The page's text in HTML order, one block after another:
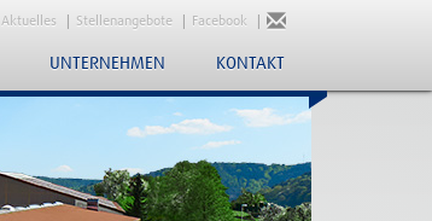
Aktuelles Stellenangebote Facebook
UNTERNEHMEN KONTAKT